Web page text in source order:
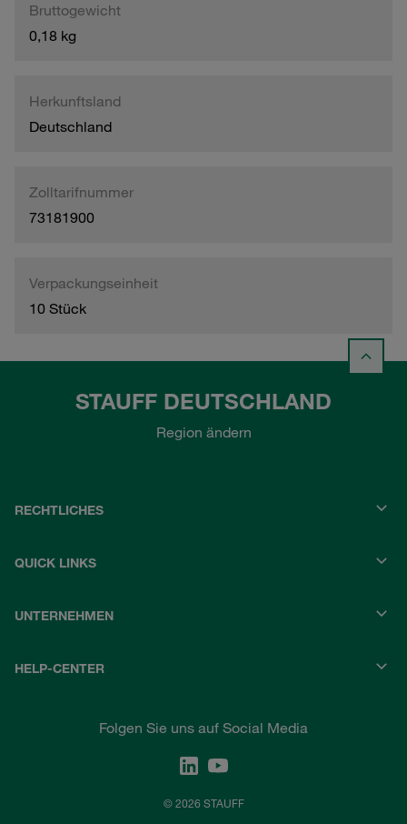
Bruttogewicht
0,18 kg
Herkunftsland
Deutschland
Zolltarifnummer
73181900
Verpackungseinheit
10 Stück
STAUFF DEUTSCHLAND
Region ändern
RECHTLICHES
QUICK LINKS
UNTERNEHMEN
HELP-CENTER
Folgen Sie uns auf Social Media
© 2026 STAUFF